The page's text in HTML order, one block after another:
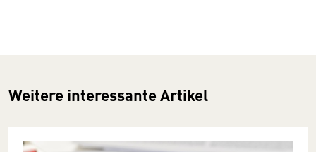
Weitere interessante Artikel